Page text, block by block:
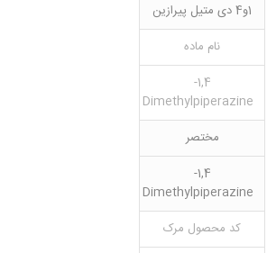
1و4 دی متیل پیرازین
نام ماده
1,4-
Dimethylpiperazine
مختصر
1,4-
Dimethylpiperazine
کد محصول مرک